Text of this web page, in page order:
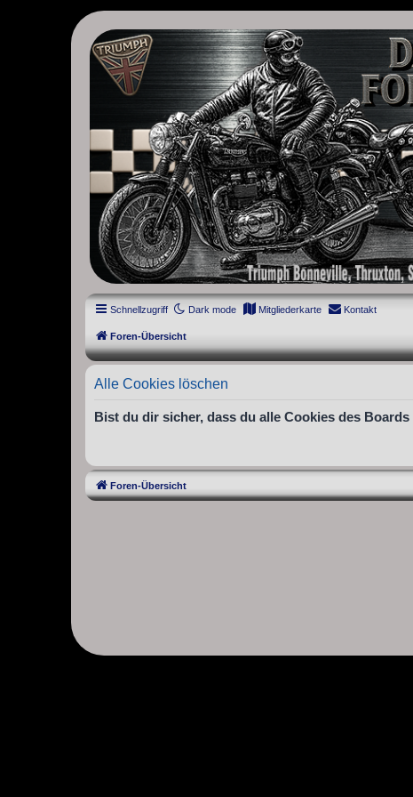
thruxton-forum.de
DAS FORUM! Alles rund um die Triumph Modern Classic Modelle.
Street Cup, America und Speedmaster.
Schnellzugriff Dark mode Mitgliederkarte Kontakt
Foren-Übersicht
Alle Cookies löschen
Bist du dir sicher, dass du alle Cookies des
Foren-Übersicht